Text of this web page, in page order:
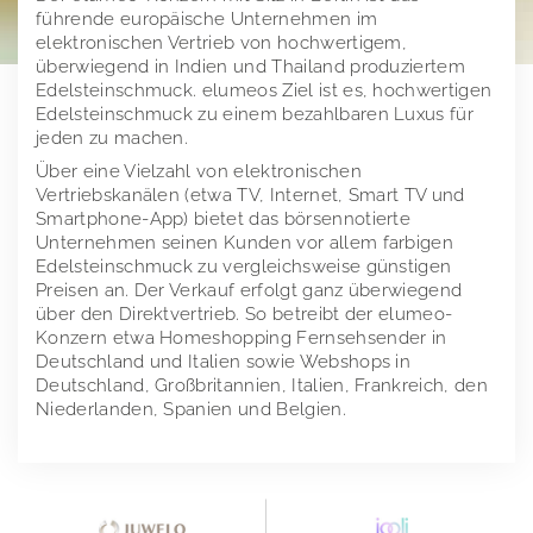
Juwelo
jooli
Amayani
Investor Relations
Investor Relations Übersicht
Unternehmen
Unternehmenstruktur
Vertriebskanäle
Verwaltungsrat
Geschäftsordnung
Vergütungsbericht
Satzung der elumeo SE
Corporate Governance
Vergangene Entsprechenserklärungen
Mitteilungen
Corporate News
Ad-Hoc-Publikationen
Stimmrechtsmitteilungen
Aktien- und Handelsdaten
Research
Finanzkalender
Präsentationen & Webcasts
Ansprechpartner
Presse
Pressemeldungen
Downloads
Logos
Gründer von elumeo
Schmuck
Edelsteine
Pressekontakt
Impressum
elumeo SE | Datenschutz
führende europäische Unternehmen im
elektronischen Vertrieb von hochwertigem,
überwiegend in Indien und Thailand produziertem
Edelsteinschmuck. elumeos Ziel ist es, hochwertigen
Edelsteinschmuck zu einem bezahlbaren Luxus für
jeden zu machen.
Über eine Vielzahl von elektronischen
Vertriebskanälen (etwa TV, Internet, Smart TV und
Smartphone-App) bietet das börsennotierte
Unternehmen seinen Kunden vor allem farbigen
Edelsteinschmuck zu vergleichsweise günstigen
Preisen an. Der Verkauf erfolgt ganz überwiegend
über den Direktvertrieb. So betreibt der elumeo-
Konzern etwa Homeshopping Fernsehsender in
Deutschland und Italien sowie Webshops in
Deutschland, Großbritannien, Italien, Frankreich, den
Niederlanden, Spanien und Belgien.